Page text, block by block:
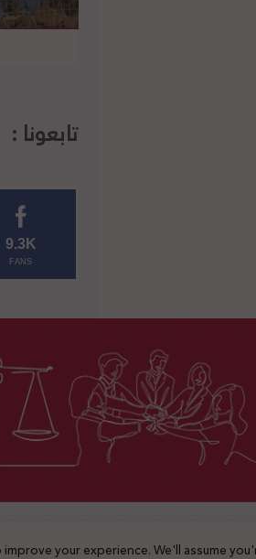
تابعونا :
9.3K
FANS
your experience. We'll assume